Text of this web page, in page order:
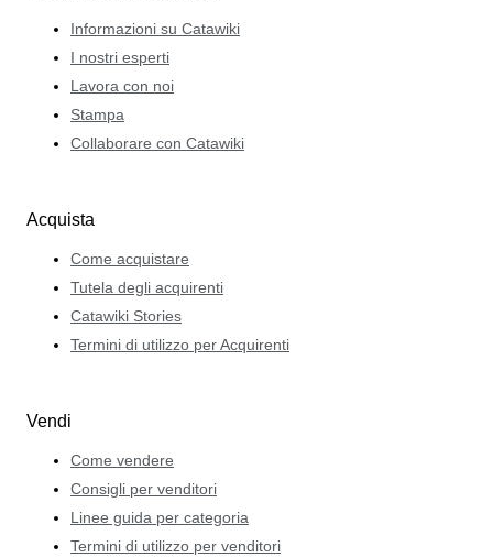
Informazioni su Catawiki
I nostri esperti
Lavora con noi
Stampa
Collaborare con Catawiki
Acquista
Come acquistare
Tutela degli acquirenti
Catawiki Stories
Termini di utilizzo per Acquirenti
Vendi
Come vendere
Consigli per venditori
Linee guida per categoria
Termini di utilizzo per venditori